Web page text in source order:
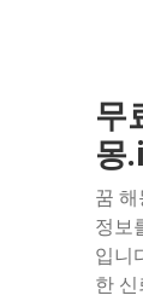
무
몽
꿈
정보
입니
한